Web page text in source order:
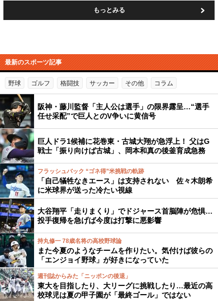
もっとみる
最新のスポーツ記事
野球 ゴルフ 格闘技 サッカー その他 コラム
阪神・藤川監督「主人公は選手」の限界露呈…“選手
任せ采配”で巨人とのV争いに黄信号
巨人ドラ1候補に花巻東・古城大翔が急浮上！ 父はG
戦士「振り向けば古城」、岡本和真の後釜育成急務
フラッシュバック “ゴネ得”米挑戦の軌跡
「自己犠牲なきエース」は支持されない 佐々木朗希
に米球界が送った冷たい視線
大谷翔平「走りまくり」でドジャース首脳陣が危惧…
投手復帰を急げば今度は打撃に悪影響
持丸修一 78歳名将の高校野球論
また今夏のようなチームを作りたい。気付けば彼らの
「エンジョイ野球」が好きになっていた
週刊誌からみた「ニッポンの後退」
東大を目指したり、大リーグに挑戦したり…最近の高
校球児は夏の甲子園が「最終ゴール」ではない